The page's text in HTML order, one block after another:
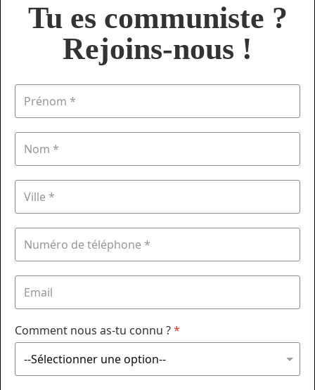
Tu es communiste ?
Rejoins-nous !
Comment nous as-tu connu ?*